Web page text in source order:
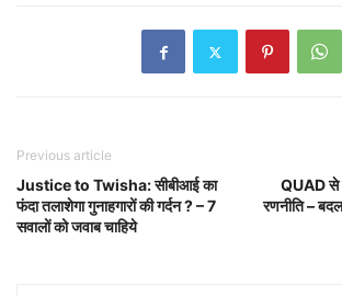
Previous article
Justice to Twisha: सीबीआई का
फंदा तलाशेगा गुनाहगारों की गर्दन ? – 7
सवालों को जवाब चाहिये
QUAD से
रणनीति –